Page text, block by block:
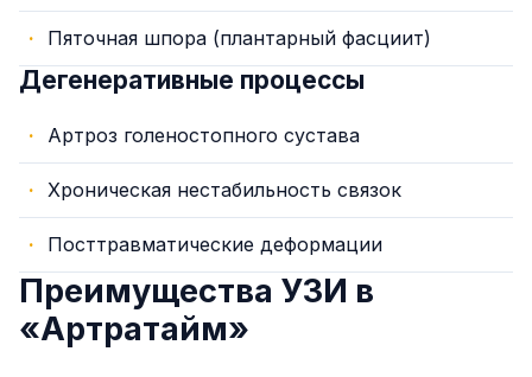
Пяточная шпора (плантарный фасциит)
Дегенеративные процессы
Артроз голеностопного сустава
Хроническая нестабильность связок
Посттравматические деформации
Преимущества УЗИ в
«Артратайм»